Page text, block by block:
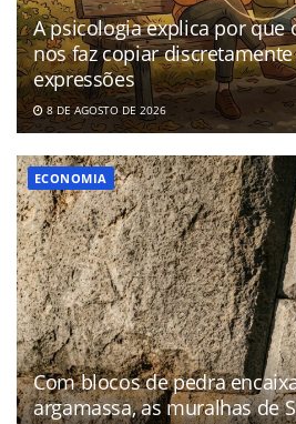
A psicologia explica por que
nos faz copiar
expressões
8 DE AGOSTO DE 2026
ECONOMIA
Com blocos de pedra
argamassa, as muralhas de